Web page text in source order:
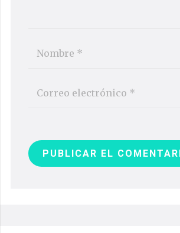
PUBLICAR EL